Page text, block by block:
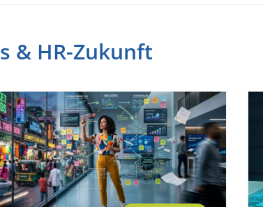
& HR-Zukunft